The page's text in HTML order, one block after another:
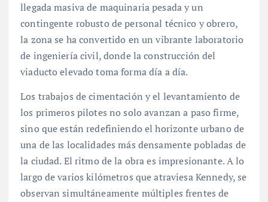
llegada masiva de maquinaria pesada y un
contingente robusto de personal técnico y obrero,
la zona se ha convertido en un vibrante laboratorio
de ingeniería civil, donde la construcción del
viaducto elevado toma forma día a día.
Los trabajos de cimentación y el levantamiento de
los primeros pilotes no solo avanzan a paso firme,
sino que están redefiniendo el horizonte urbano de
una de las localidades más densamente pobladas de
la ciudad. El ritmo de la obra es impresionante. A lo
largo de varios kilómetros que atraviesa Kennedy, se
observan simultáneamente múltiples frentes de